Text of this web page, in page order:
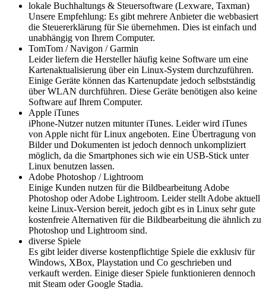
lokale Buchhaltungs & Steuersoftware (Lexware, Taxman)
Unsere Empfehlung: Es gibt mehrere Anbieter die webbasiert
die Steuererklärung für Sie übernehmen. Dies ist einfach und
unabhängig von Ihrem Computer.
TomTom / Navigon / Garmin
Leider liefern die Hersteller häufig keine Software um eine
Kartenaktualisierung über ein Linux-System durchzuführen.
Einige Geräte können das Kartenupdate jedoch selbstständig
über WLAN durchführen. Diese Geräte benötigen also keine
Software auf Ihrem Computer.
Apple iTunes
iPhone-Nutzer nutzen mitunter iTunes. Leider wird iTunes
von Apple nicht für Linux angeboten. Eine Übertragung von
Bilder und Dokumenten ist jedoch dennoch unkompliziert
möglich, da die Smartphones sich wie ein USB-Stick unter
Linux benutzen lassen.
Adobe Photoshop / Lightroom
Einige Kunden nutzen für die Bildbearbeitung Adobe
Photoshop oder Adobe Lightroom. Leider stellt Adobe aktuell
keine Linux-Version bereit, jedoch gibt es in Linux sehr gute
kostenfreie Alternativen für die Bildbearbeitung die ähnlich zu
Photoshop und Lightroom sind.
diverse Spiele
Es gibt leider diverse kostenpflichtige Spiele die exklusiv für
Windows, XBox, Playstation und Co geschrieben und
verkauft werden. Einige dieser Spiele funktionieren dennoch
mit Steam oder Google Stadia.